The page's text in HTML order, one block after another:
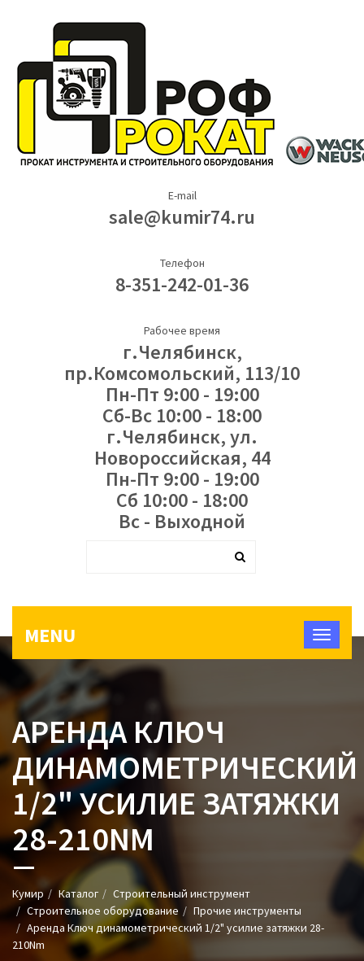
E-mail
sale@kumir74.ru
Телефон
8-351-242-01-36
Рабочее время
г.Челябинск,
пр.Комсомольский, 113/10
Пн-Пт 9:00 - 19:00
Сб-Вс 10:00 - 18:00
г.Челябинск, ул.
Новороссийская, 44
Пн-Пт 9:00 - 19:00
Сб 10:00 - 18:00
Вс - Выходной
MENU
АРЕНДА КЛЮЧ
ДИНАМОМЕТРИЧЕСКИЙ
1/2" УСИЛИЕ ЗАТЯЖКИ
28-210NM
Кумир Каталог
Строительный инструмент
Строительное оборудование
Прочие инструменты
Аренда Ключ динамометрический 1/2" усилие затяжки 28-
210Nm